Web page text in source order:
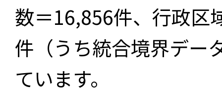
数＝16,856件、行政区
件（うち統合境界デー
ています。